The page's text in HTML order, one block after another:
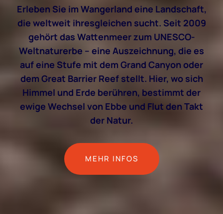
Erleben Sie im Wangerland eine Landschaft,
die weltweit ihresgleichen sucht. Seit 2009
gehört das Wattenmeer zum UNESCO-
Weltnaturerbe – eine Auszeichnung, die es
auf eine Stufe mit dem Grand Canyon oder
dem Great Barrier Reef stellt. Hier, wo sich
Himmel und Erde berühren, bestimmt der
ewige Wechsel von Ebbe und Flut den Takt
der Natur.
MEHR INFOS